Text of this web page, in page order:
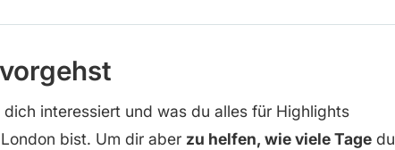
interessiert und was du alles für Highlights
bist. Um dir aber zu helfen, wie viele Tagedu